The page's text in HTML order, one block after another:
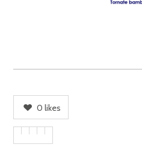
0 likes